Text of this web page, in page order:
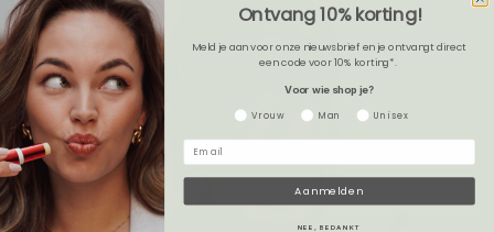
Ontvang 10% korting!
Meld je aan voor onze nieuwsbrief en je ontvangt direct
een code voor 10% korting*.
Voor wie shop je?
Gender
Vrouw Man Unisex
Aanmelden
NEE, BEDANKT